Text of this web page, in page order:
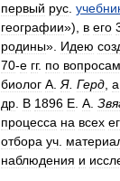
первый рус
географии»), в его
родины». Идею
70-е гг. по вопросам
биолог А Я Герд а
др В 1896 Е А
процесса на всех
отбора уч
наблюдения и